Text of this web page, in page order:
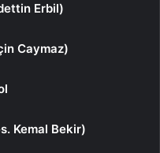
Erbil)
Caymaz)
Kemal Bekir)